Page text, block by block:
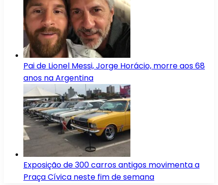
Pai de Lionel Messi, Jorge Horácio, morre aos 68
anos na Argentina
Exposição de 300 carros antigos movimenta a
Praça Cívica neste fim de semana